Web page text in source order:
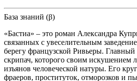
База знаний (β)
«Бастиа» – это роман Александра
связанных с увеселительным
берегу французской Ривьеры.
скрипач, которого своим искушением
изъянов человеческой натуры. Его
фраеров, проституток, отморозков и